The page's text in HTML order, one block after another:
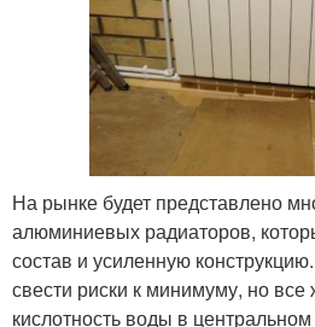
На рынке будет представлено
алюминиевых радиаторов,
состав и усиленную
свести риски к минимуму, но
кислотность воды в